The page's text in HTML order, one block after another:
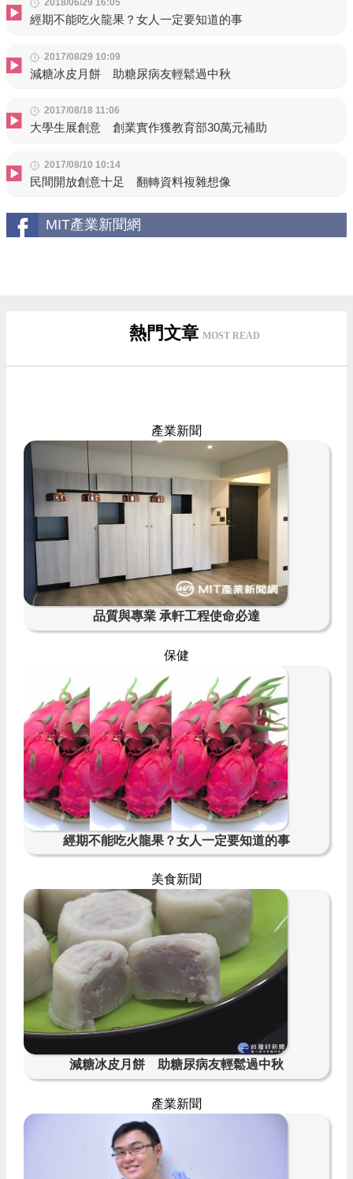
2018/06/29 16:05
經期不能吃火龍果？女人一定要知道的事
2017/08/29 10:09
減糖冰皮月餅 助糖尿病友輕鬆過中秋
2017/08/18 11:06
大學生展創意 創業實作獲教育部30萬元補助
2017/08/10 10:14
民間開放創意十足 翻轉資料複雜想像
MIT產業新聞網
熱門文章 MOST READ
產業新聞
品質與專業 承軒工程使命必達
保健
經期不能吃火龍果？女人一定要知道的事
美食新聞
減糖冰皮月餅 助糖尿病友輕鬆過中秋
產業新聞